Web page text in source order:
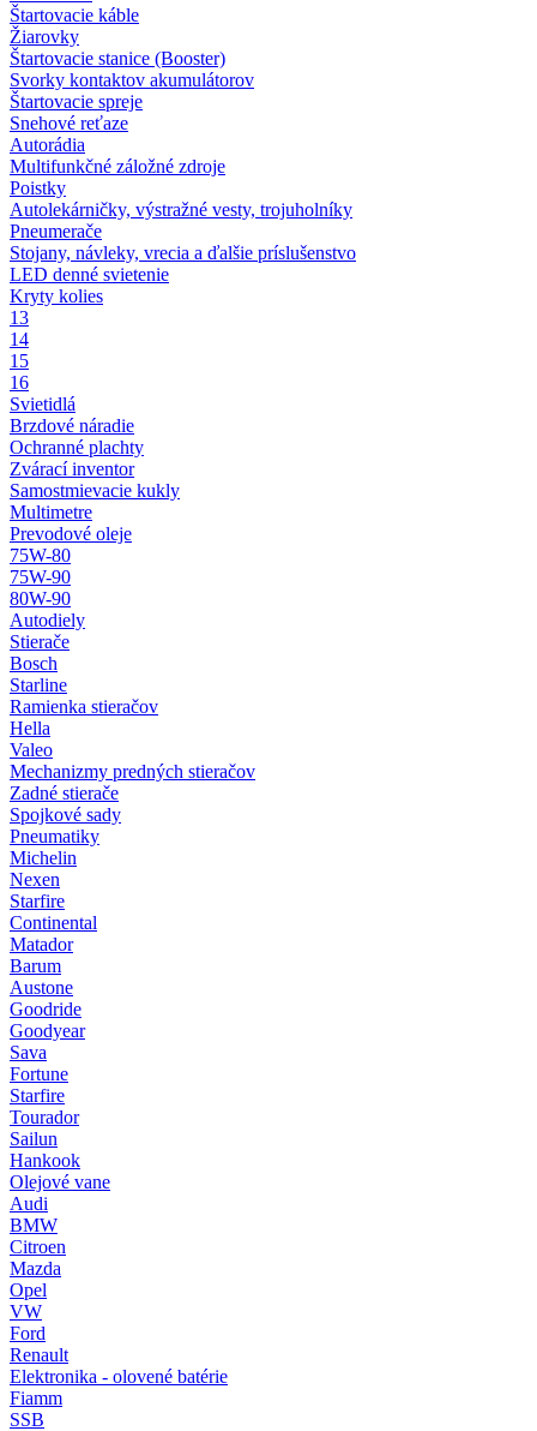
Štartovacie káble
Žiarovky
Štartovacie stanice (Booster)
Svorky kontaktov akumulátorov
Štartovacie spreje
Snehové reťaze
Autorádia
Multifunkčné záložné zdroje
Poistky
Autolekárničky, výstražné vesty, trojuholníky
Pneumerače
Stojany, návleky, vrecia a ďalšie príslušenstvo
LED denné svietenie
Kryty kolies
13
14
15
16
Svietidlá
Brzdové náradie
Ochranné plachty
Zvárací inventor
Samostmievacie kukly
Multimetre
Prevodové oleje
75W-80
75W-90
80W-90
Autodiely
Stierače
Bosch
Starline
Ramienka stieračov
Hella
Valeo
Mechanizmy predných stieračov
Zadné stierače
Spojkové sady
Pneumatiky
Michelin
Nexen
Starfire
Continental
Matador
Barum
Austone
Goodride
Goodyear
Sava
Fortune
Starfire
Tourador
Sailun
Hankook
Olejové vane
Audi
BMW
Citroen
Mazda
Opel
VW
Ford
Renault
Elektronika - olovené batérie
Fiamm
SSB